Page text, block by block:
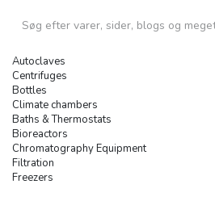
Autoclaves
Centrifuges
Bottles
Climate chambers
Baths & Thermostats
Bioreactors
Chromatography Equipment
Filtration
Freezers